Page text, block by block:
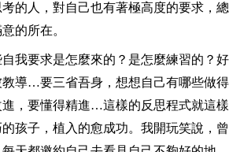
的人，對自己也有著極高度的要求，總
的所在。
我要求是怎麼來的？是怎麼練習的？好
導…要三省吾身，想想自己有哪些做得
，要懂得精進…這樣的反思程式就這樣
孩子，植入的愈成功。我開玩笑說，曾